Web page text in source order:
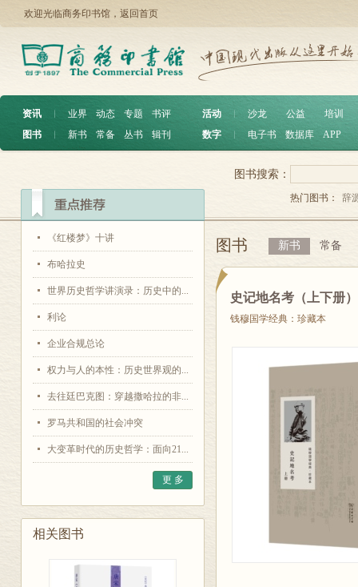
欢迎光临商务印书馆， 返回首页
资讯 ︱ 业界 动态 专题
书评
图书
︱ 新书 常备 丛书 辑刊
活动 沙龙 公益
培训
数字
电子书 数据库 APP
《红楼梦》十讲
布哈拉史
世界历史哲学讲演录：历史中的...
利论
企业合规总论
权力与人的本性：历史世界观的...
去往廷巴克图：穿越撒哈拉的非...
罗马共和国的社会冲突
大变革时代的历史哲学：面向21...
更 多
相关图书
图书搜索：
热门图书： 辞
图书 新书 常备
史记地名考（上下册
钱穆国学经典：珍藏本